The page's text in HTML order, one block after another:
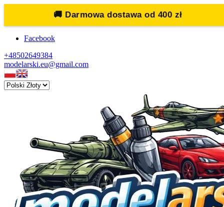
🚚 Darmowa dostawa od 400 zł
Facebook
+48502649384
modelarski.eu@gmail.com